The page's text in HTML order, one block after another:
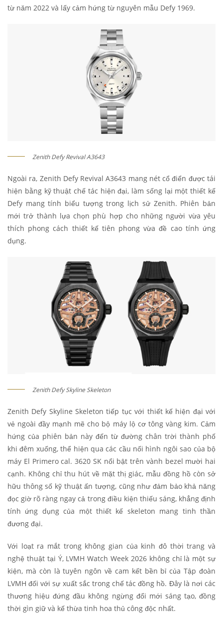
từ năm 2022 và lấy cảm hứng từ nguyên mẫu Defy 1969.
Zenith Defy Revival A3643
Ngoài ra, Zenith Defy Revival A3643 mang nét cổ điển được tái
hiện bằng kỹ thuật chế tác hiện đại, làm sống lại một thiết kế
Defy mang tính biểu tượng trong lịch sử Zenith. Phiên bản
mới trở thành lựa chọn phù hợp cho những người vừa yêu
thích phong cách thiết kế tiên phong vừa đề cao tính ứng
dụng.
Zenith Defy Skyline Skeleton
Zenith Defy Skyline Skeleton tiếp tục với thiết kế hiện đại với
vẻ ngoài đầy mạnh mẽ cho bộ máy lộ cơ tông vàng kim. Cảm
hứng của phiên bản này đến từ đường chân trời thành phố
khi đêm xuống, thể hiện qua các cầu nối hình ngôi sao của bộ
máy El Primero cal. 3620 SK nổi bật trên vành bezel mười hai
cạnh. Không chỉ thu hút về mặt thị giác, mẫu đồng hồ còn sở
hữu thông số kỹ thuật ấn tượng, cũng như đảm bảo khả năng
đọc giờ rõ ràng ngay cả trong điều kiện thiếu sáng, khẳng định
tính ứng dụng của một thiết kế skeleton mang tinh thần
đương đại.
Với loạt ra mắt trong không gian của kinh đô thời trang và
nghệ thuật tại Ý, LVMH Watch Week 2026 không chỉ là một sự
kiện, mà còn là tuyên ngôn về cam kết bền bỉ của Tập đoàn
LVMH đối với sự xuất sắc trong chế tác đồng hồ. Đây là nơi các
thương hiệu đứng đầu không ngừng đổi mới sáng tạo, đồng
thời gìn giữ và kế thừa tinh hoa thủ công độc nhất.